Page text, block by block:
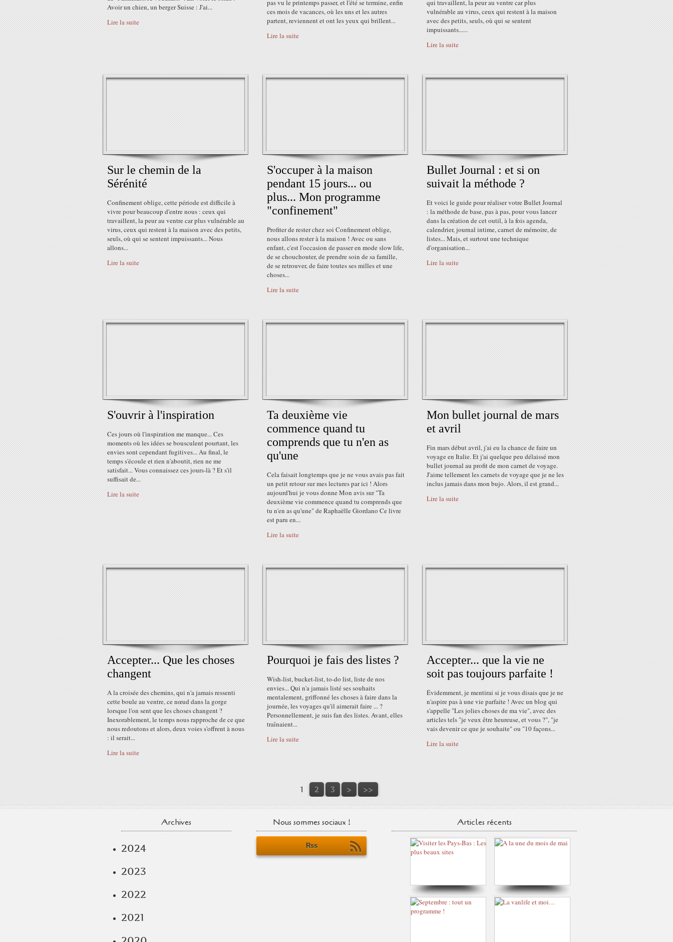
Avoir un chien, un berger Suisse : J'ai...
Lire la suite
pas vu le printemps passer, et l'été se termine, enfin
ces mois de vacances, où les uns et les autres
partent, reviennent et ont les yeux qui brillent...
Lire la suite
qui travaillent, la peur au ventre car plus
vulnérable au virus, ceux qui restent à la maison
avec des petits, seuls, où qui se sentent
impuissants......
Lire la suite
Sur le chemin de la
Sérénité
Confinement oblige, cette période est difficile à
vivre pour beaucoup d'entre nous : ceux qui
travaillent, la peur au ventre car plus vulnérable au
virus, ceux qui restent à la maison avec des petits,
seuls, où qui se sentent impuissants... Nous
allons...
Lire la suite
S'occuper à la maison
pendant 15 jours... ou
plus... Mon programme
"confinement"
Profiter de rester chez soi Confinement oblige,
nous allons rester à la maison ! Avec ou sans
enfant, c'est l'occasion de passer en mode slow life,
de se chouchouter, de prendre soin de sa famille,
de se retrouver, de faire toutes ses milles et une
choses...
Lire la suite
Bullet Journal : et si on
suivait la méthode ?
Et voici le guide pour réaliser votre Bullet Journal
: la méthode de base, pas à pas, pour vous lancer
dans la création de cet outil, à la fois agenda,
calendrier, journal intime, carnet de mémoire, de
listes... Mais, et surtout une technique
d'organisation...
Lire la suite
S'ouvrir à l'inspiration
Ces jours où l'inspiration me manque... Ces
moments où les idées se bousculent pourtant, les
envies sont cependant fugitives... Au final, le
temps s'écoule et rien n'aboutit, rien ne me
satisfait... Vous connaissez ces jours-là ? Et s'il
suffisait de...
Lire la suite
Ta deuxième vie
commence quand tu
comprends que tu n'en as
qu'une
Cela faisait longtemps que je ne vous avais pas fait
un petit retour sur mes lectures par ici ! Alors
aujourd'hui je vous donne Mon avis sur "Ta
deuxième vie commence quand tu comprends que
tu n'en as qu'une" de Raphaëlle Giordano Ce livre
est paru en...
Lire la suite
Mon bullet journal de mars
et avril
Fin mars début avril, j'ai eu la chance de faire un
voyage en Italie. Et j'ai quelque peu délaissé mon
bullet journal au profit de mon carnet de voyage.
J'aime tellement les carnets de voyage que je ne les
inclus jamais dans mon bujo. Alors, il est grand...
Lire la suite
Accepter... Que les choses
changent
A la croisée des chemins, qui n'a jamais ressenti
cette boule au ventre, ce nœud dans la gorge
lorsque l'on sent que les choses changent ?
Inexorablement, le temps nous rapproche de ce que
nous redoutons et alors, deux voies s'offrent à nous
: il serait...
Lire la suite
Pourquoi je fais des listes ?
Wish-list, bucket-list, to-do list, liste de nos
envies... Qui n'a jamais listé ses souhaits
mentalement, griffonné les choses à faire dans la
journée, les voyages qu'il aimerait faire ... ?
Personnellement, je suis fan des listes. Avant, elles
traînaient...
Lire la suite
Accepter... que la vie ne
soit pas toujours parfaite !
Évidemment, je mentirai si je vous disais que je ne
n'aspire pas à une vie parfaite ! Avec un blog qui
s'appelle "Les jolies choses de ma vie", avec des
articles tels "je veux être heureuse, et vous ?", "je
vais devenir ce que je souhaite" ou "10 façons...
Lire la suite
1 2 3 > >>
Archives
2024
2023
2022
2021
Nous sommes sociaux !
Rss
Articles récents